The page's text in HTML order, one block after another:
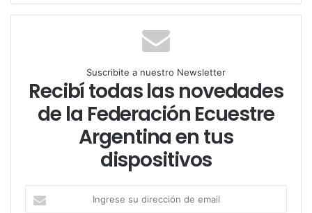
Suscribite a nuestro Newsletter
Recibí todas las novedades
de la Federación Ecuestre
Argentina en tus
dispositivos